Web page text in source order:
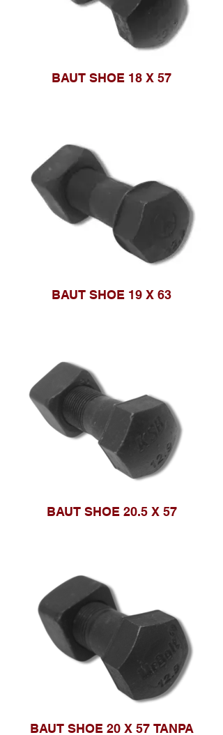
BAUT SHOE 18 X 57
BAUT SHOE 19 X 63
BAUT SHOE 20.5 X 57
BAUT SHOE 20 X 57 TANPA